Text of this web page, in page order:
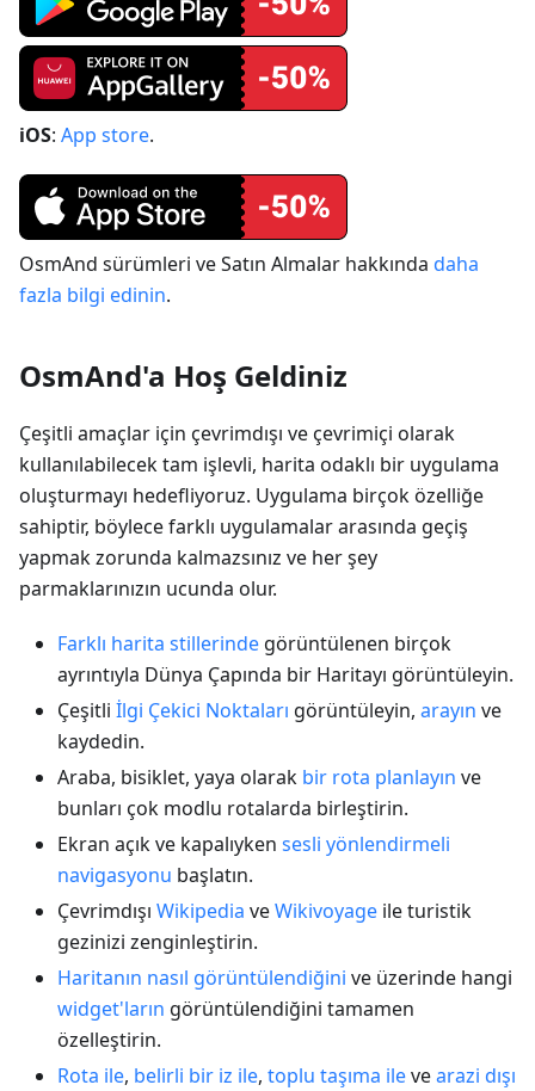
iOS: App store.
OsmAnd sürümleri ve Satın Almalar hakkında daha
fazla bilgi edinin.
OsmAnd'a Hoş Geldiniz
Çeşitli amaçlar için çevrimdışı ve çevrimiçi olarak
kullanılabilecek tam işlevli, harita odaklı bir uygulama
oluşturmayı hedefliyoruz. Uygulama birçok özelliğe
sahiptir, böylece farklı uygulamalar arasında geçiş
yapmak zorunda kalmazsınız ve her şey
parmaklarınızın ucunda olur.
Farklı harita stillerinde görüntülenen birçok
ayrıntıyla Dünya Çapında bir Haritayı görüntüleyin.
Çeşitli İlgi Çekici Noktaları görüntüleyin, arayın ve
kaydedin.
Araba, bisiklet, yaya olarak bir rota planlayın ve
bunları çok modlu rotalarda birleştirin.
Ekran açık ve kapalıyken sesli yönlendirmeli
navigasyonu başlatın.
Çevrimdışı Wikipedia veWikivoyage ile turistik
gezinizi zenginleştirin.
Haritanın nasıl görüntülendiğini ve üzerinde hangi
widget'ların görüntülendiğini tamamen
özelleştirin.
Rota ile, belirli bir iz ile, toplu taşıma ilevearazi dışı